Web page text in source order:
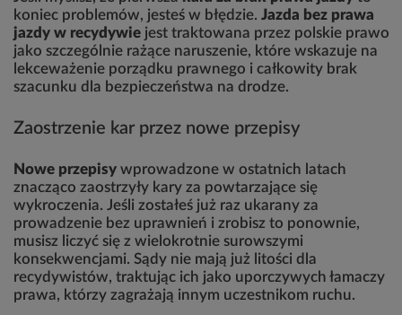
koniec problemów, jesteś w błędzie. Jazda bez prawa
jazdy w recydywie jest traktowana przez polskie prawo
jako szczególnie rażące naruszenie, które wskazuje na
lekceważenie porządku prawnego i całkowity brak
szacunku dla bezpieczeństwa na drodze.
Zaostrzenie kar przez nowe przepisy
Nowe przepisy wprowadzone w ostatnich latach
znacząco zaostrzyły kary za powtarzające się
wykroczenia. Jeśli zostałeś już raz ukarany za
prowadzenie bez uprawnień i zrobisz to ponownie,
musisz liczyć się z wielokrotnie surowszymi
konsekwencjami. Sądy nie mają już litości dla
recydywistów, traktując ich jako uporczywych łamaczy
prawa, którzy zagrażają innym uczestnikom ruchu.